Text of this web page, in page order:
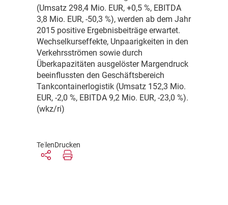
(Umsatz 298,4 Mio. EUR, +0,5 %, EBITDA
3,8 Mio. EUR, -50,3 %), werden ab dem Jahr
2015 positive Ergebnisbeiträge erwartet.
Wechselkurseffekte, Unpaarigkeiten in den
Verkehrsströmen sowie durch
Überkapazitäten ausgelöster Margendruck
beeinflussten den Geschäftsbereich
Tankcontainerlogistik (Umsatz 152,3 Mio.
EUR, -2,0 %, EBITDA 9,2 Mio. EUR, -23,0 %).
(wkz/ri)
TeilenDrucken